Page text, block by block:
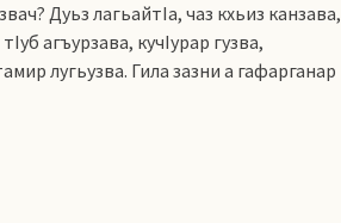
Дуьз лагьайтIа, чаз кхьиз канзава,
агъурзава, кучIурар гузва,
лугьузва. Гила зазни а гафарганар